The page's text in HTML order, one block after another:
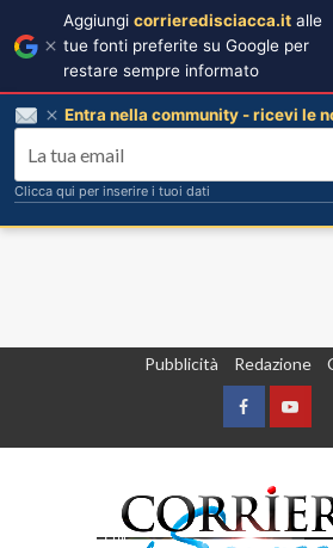
Pubblicità Redazione
Facebook
Aggiungi corrieredisciacca.it alle
tue fonti preferite su Google per
restare sempre informato
Entra nella community - ricevi le
Clicca qui per inserire i tuoi dati